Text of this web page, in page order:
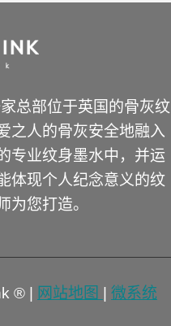
总部位于英国的骨灰纹
之人的骨灰安全地融入
专业纹身墨水中，并运
体现个人纪念意义的纹
为您打造。
® | 网站地图 微系统